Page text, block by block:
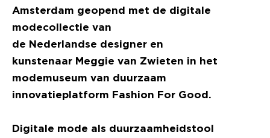
Amsterdam geopend met de digitale
modecollectie van
de Nederlandse designer en
kunstenaar Meggie van Zwieten in het
modemuseum van duurzaam
innovatieplatform Fashion For Good.
Digitale mode als duurzaamheidstool